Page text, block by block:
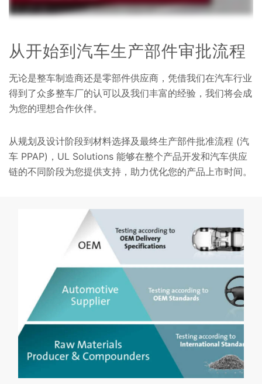
从开始到汽车生产部件审批流程
无论是整车制造商还是零部件供应商，凭借我们在汽车行业
得到了众多整车厂的认可以及我们丰富的经验，我们将会成
为您的理想合作伙伴。
从规划及设计阶段到材料选择及最终生产部件批准流程 (汽
车 PPAP)，UL Solutions 能够在整个产品开发和汽车供应
链的不同阶段为您提供支持，助力优化您的产品上市时间。